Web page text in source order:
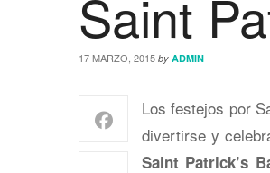
Saint
17 MARZO, 2015 by ADMIN
Los festejos por
divertirse y
Saint Patrick’s